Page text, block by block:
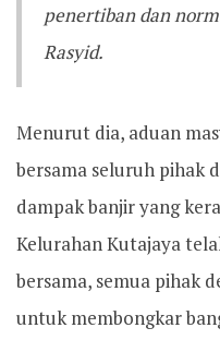
penertiban dan
Rasyid.
Menurut dia, aduan
bersama seluruh pihak
dampak banjir yang
Kelurahan Kutajaya
bersama, semua pihak
untuk membongkar